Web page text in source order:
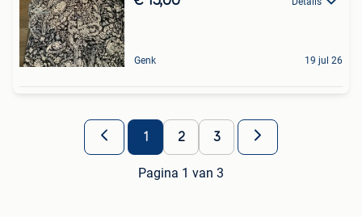
Genk 19 jul 26
1 2 3
Pagina 1 van 3